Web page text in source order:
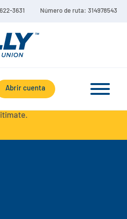
3631 Número de ruta: 314978543
Abrir cuenta
our official phone numbers. If
message, or other